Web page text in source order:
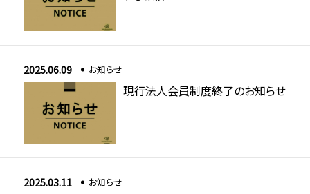
2025.06.09 お知らせ
現行法人会員制度終了のお知らせ
2025.03.11 お知らせ